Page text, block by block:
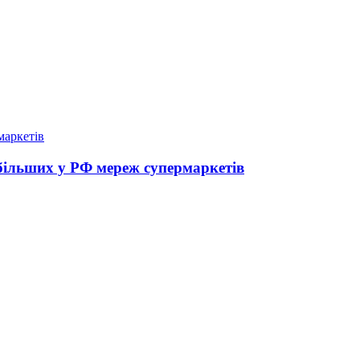
у РФ мереж супермаркетів